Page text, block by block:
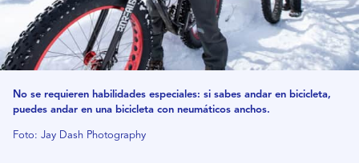
No se requieren habilidades especiales: si sabes andar en bicicleta,
puedes andar en una bicicleta con neumáticos anchos.
Foto: Jay Dash Photography